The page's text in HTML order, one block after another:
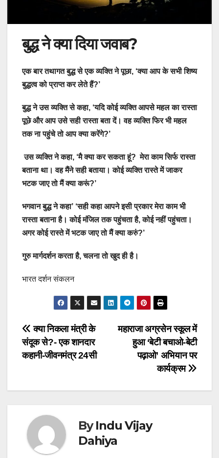
बुद्ध ने क्या दिया जवाब?
एक बार तथागत बुद्ध से एक व्यक्ति ने पूछा, ‘क्या आप के सभी शिष्य
बुद्धत्व को प्राप्त कर लेते हैं?’
बुद्ध ने उस व्यक्ति से कहा, ‘यदि कोई व्यक्ति आपसे महल का रास्ता
पूछे और आप उसे सही रास्ता बता दें। वह व्यक्ति फिर भी महल
तक ना पहुंचे तो आप क्या करेंगे?’
उस व्यक्ति ने कहा, ‘मै क्या कर सकता हूं? मेरा काम सिर्फ रास्ता
बताना था। वह मैंने सही बताया। कोई व्यक्ति रास्ते में जाकर
भटक जाए तो मैं क्या करूं?’
भगवान बुद्ध ने कहा’ ‘सही कहा आपने इसी प्रकार मेरा काम भी
रास्ता बताना है। कोई मंजिल तक पहुंचता है, कोई नहीं पहुंचता।
अगर कोई रास्ते में भटक जाए तो मैं क्या करुं?’
गुरु मार्गदर्शन करता है, चलना तो खुद ही है।
भारत दर्शन संकलन
Post
navigation
महाराजा अग्रसेन स्कूल में
हुआ ‘बेटी बचाओ-बेटी
पढ़ाओ’ अभियान पर
कार्यक्रम
क्या निकला मंत्री के
संदूक से?- एक शानदार
कहानी-जीवनमंत्र 24सी
ByIndu Vijay
Dahiya